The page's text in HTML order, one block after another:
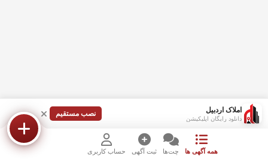
املاک اردبیل
دانلود رایگان اپلیکیشن
نصب مستقیم
همه آگهی ها چت‌ها ثبت آگهی حساب کاربری